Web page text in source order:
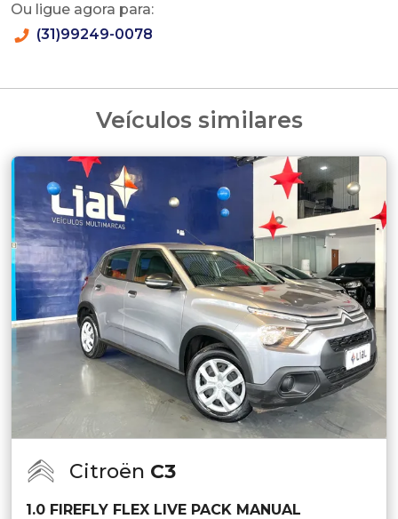
Ou ligue agora para:
(31)99249-0078
Veículos similares
Citroën C3
1.0 FIREFLY FLEX LIVE PACK MANUAL